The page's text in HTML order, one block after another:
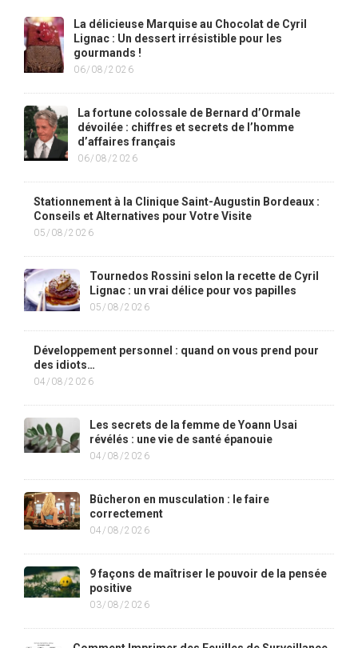
La délicieuse Marquise au Chocolat de Cyril
Lignac : Un dessert irrésistible pour les
gourmands !
06/08/2026
La fortune colossale de Bernard d’Ormale
dévoilée : chiffres et secrets de l’homme
d’affaires français
06/08/2026
Stationnement à la Clinique Saint-Augustin Bordeaux :
Conseils et Alternatives pour Votre Visite
05/08/2026
Tournedos Rossini selon la recette de Cyril
Lignac : un vrai délice pour vos papilles
05/08/2026
Développement personnel : quand on vous prend pour
des idiots…
04/08/2026
Les secrets de la femme de Yoann Usai
révélés : une vie de santé épanouie
04/08/2026
Bûcheron en musculation : le faire
correctement
04/08/2026
9 façons de maîtriser le pouvoir de la pensée
positive
03/08/2026